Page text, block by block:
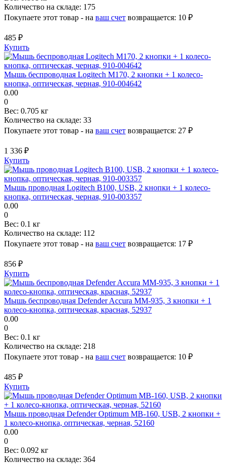
Количество на складе: 175
Покупаете этот товар - на ваш счет возвращается: 10 ₽
485 ₽
Купить
Мышь беспроводная Logitech M170, 2 кнопки + 1 колесо-
кнопка, оптическая, черная, 910-004642
0.00
0
Вес: 0.705 кг
Количество на складе: 33
Покупаете этот товар - на ваш счет возвращается: 27 ₽
1 336 ₽
Купить
Мышь проводная Logitech B100, USB, 2 кнопки + 1 колесо-
кнопка, оптическая, черная, 910-003357
0.00
0
Вес: 0.1 кг
Количество на складе: 112
Покупаете этот товар - на ваш счет возвращается: 17 ₽
856 ₽
Купить
Мышь беспроводная Defender Accura MM-935, 3 кнопки + 1
колесо-кнопка, оптическая, красная, 52937
0.00
0
Вес: 0.1 кг
Количество на складе: 218
Покупаете этот товар - на ваш счет возвращается: 10 ₽
485 ₽
Купить
Мышь проводная Defender Optimum MB-160, USB, 2 кнопки +
1 колесо-кнопка, оптическая, черная, 52160
0.00
0
Вес: 0.092 кг
Количество на складе: 364